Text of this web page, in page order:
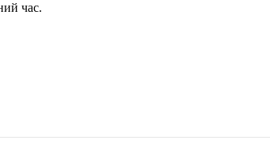
час.